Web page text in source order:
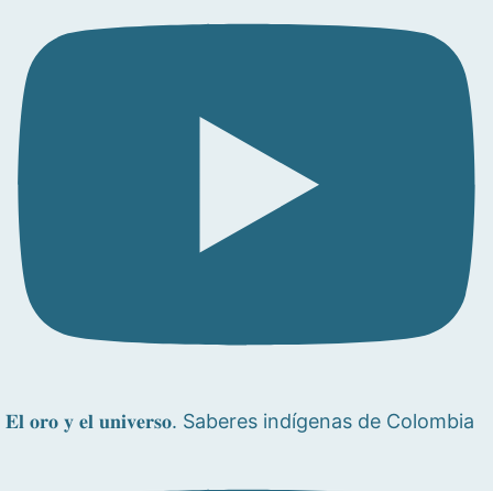
𝐄𝐥 𝐨𝐫𝐨 𝐲 𝐞𝐥 𝐮𝐧𝐢𝐯𝐞𝐫𝐬𝐨. Saberes indígenas de Colombia